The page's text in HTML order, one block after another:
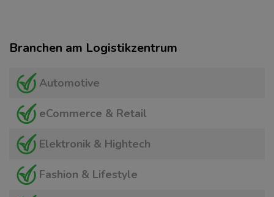
Branchen am Logistikzentrum
Automotive
eCommerce & Retail
Elektronik & Hightech
Fashion & Lifestyle